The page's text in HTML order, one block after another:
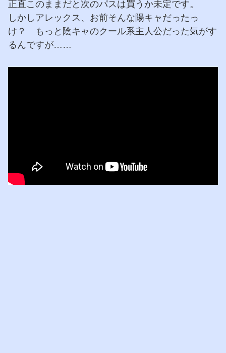
正直このままだと次のパスは買うか未定です。
しかしアレックス、お前そんな陽キャだったっ
け？ もっと陰キャのクール系主人公だった気がす
るんですが……